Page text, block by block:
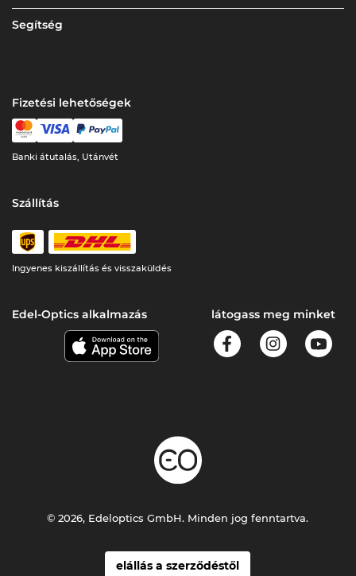
Segítség
Fizetési lehetőségek
Banki átutalás, Utánvét
Szállítás
Ingyenes kiszállítás és visszaküldés
Edel-Optics alkalmazás látogass meg minket
elállás a szerződéstől
© 2026, Edeloptics GmbH. Minden jog fenntartva.